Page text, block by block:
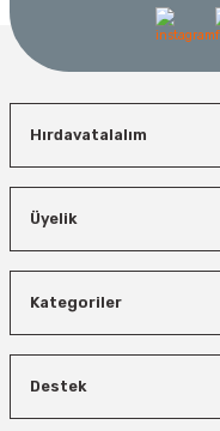
Hırdavatalalım
Üyelik
Kategoriler
Destek